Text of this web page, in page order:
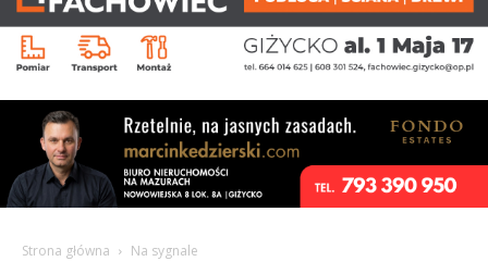
Strona główna Na sygnale